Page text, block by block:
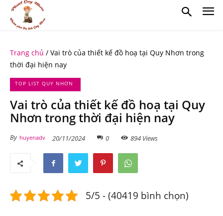
Trang chủ / Vai trò của thiết kế đồ hoạ tại Quy Nhơn trong
thời đại hiện nay
TOP LIST QUY NHƠN
Vai trò của thiết kế đồ hoạ tại Quy
Nhơn trong thời đại hiện nay
By huyenadv 20/11/2024 0 894 Views
5/5 - (40419 bình chọn)